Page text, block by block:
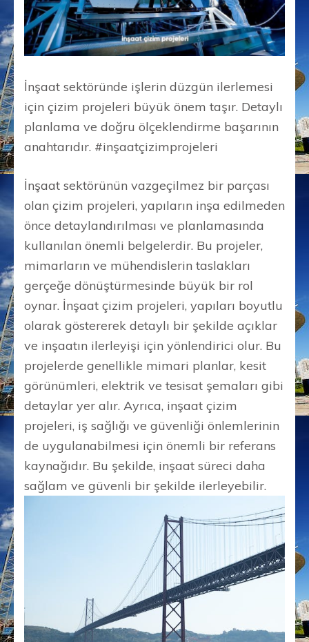
İnşaat sektöründe işlerin düzgün ilerlemesi
için çizim projeleri büyük önem taşır. Detaylı
planlama ve doğru ölçeklendirme başarının
anahtarıdır. #inşaatçizimprojeleri
İnşaat sektörünün vazgeçilmez bir parçası
olan çizim projeleri, yapıların inşa edilmeden
önce detaylandırılması ve planlamasında
kullanılan önemli belgelerdir. Bu projeler,
mimarların ve mühendislerin taslakları
gerçeğe dönüştürmesinde büyük bir rol
oynar. İnşaat çizim projeleri, yapıları boyutlu
olarak göstererek detaylı bir şekilde açıklar
ve inşaatın ilerleyişi için yönlendirici olur. Bu
projelerde genellikle mimari planlar, kesit
görünümleri, elektrik ve tesisat şemaları gibi
detaylar yer alır. Ayrıca, inşaat çizim
projeleri, iş sağlığı ve güvenliği önlemlerinin
de uygulanabilmesi için önemli bir referans
kaynağıdır. Bu şekilde, inşaat süreci daha
sağlam ve güvenli bir şekilde ilerleyebilir.